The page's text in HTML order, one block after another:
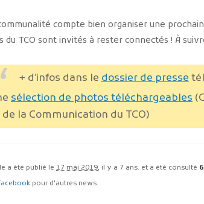
compte bien organiser une
du TCO sont invités à rester connectés ! À
+ d’infos dans ledossier de presse
sélection de photos téléchargeables
de la Communication du TCO)
a été publié le 17 mai 2019, il y a 7 ans. et a été consulté
pour d'autres news.